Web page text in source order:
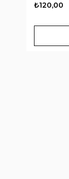
₺120,00